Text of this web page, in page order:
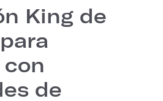
King de
con
de